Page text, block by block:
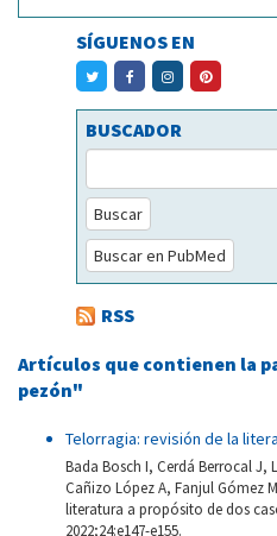
SÍGUENOS EN
BUSCADOR
Buscar
Buscar en PubMed
RSS
Artículos que contienen la
pezón"
Telorragia: revisión de la
Bada Bosch I, Cerdá Berrocal J,
Cañizo López A, Fanjul Gómez
literatura a propósito de dos
2022;24:e147-e155.